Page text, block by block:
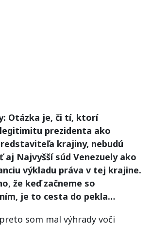
Otázka je, či tí, ktorí
prezidenta ako
krajiny, nebudú
aj Najvyšší súd Venezuely ako
výkladu práva v tej krajine.
že keď začneme so
je to cesta do pekla…
som mal výhrady voči